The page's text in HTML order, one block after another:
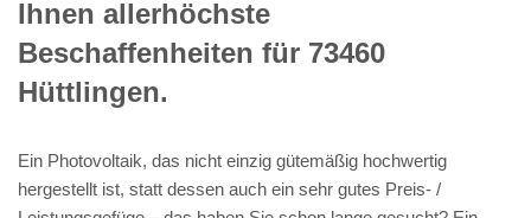
Ihnen allerhöchste
Beschaffenheiten für 73460
Hüttlingen.
Ein Photovoltaik, das nicht einzig gütemäßig hochwertig
hergestellt ist, statt dessen auch ein sehr gutes Preis- /